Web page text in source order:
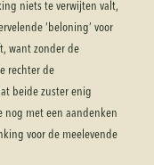
niets te verwijten valt,
‘beloning’ voor
want zonder de
rechter de
beide zuster enig
nog met een aandenken
voor de meelevende